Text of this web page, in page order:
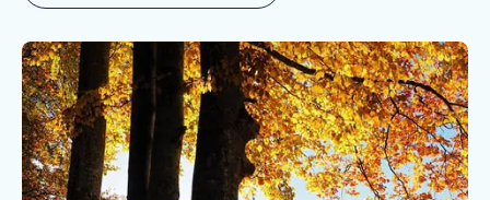
Faire un don
Faire un legs
Contact